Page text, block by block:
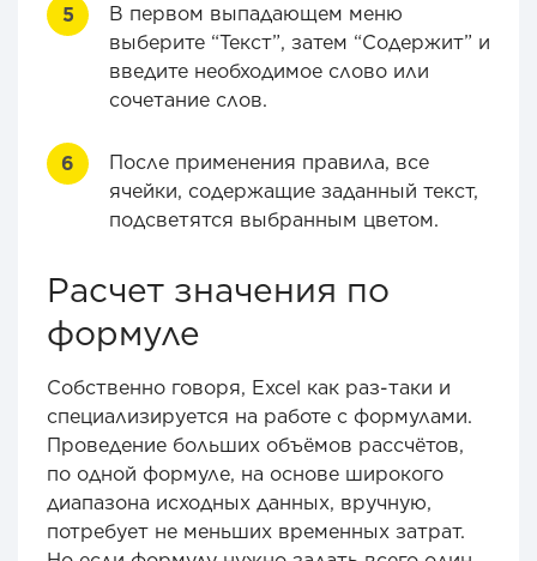
В первом выпадающем меню
выберите “Текст”, затем “Содержит” и
введите необходимое слово или
сочетание слов.
После применения правила, все
ячейки, содержащие заданный текст,
подсветятся выбранным цветом.
Расчет значения по
формуле
Собственно говоря, Excel как раз-таки и
специализируется на работе с формулами.
Проведение больших объёмов рассчётов,
по одной формуле, на основе широкого
диапазона исходных данных, вручную,
потребует не меньших временных затрат.